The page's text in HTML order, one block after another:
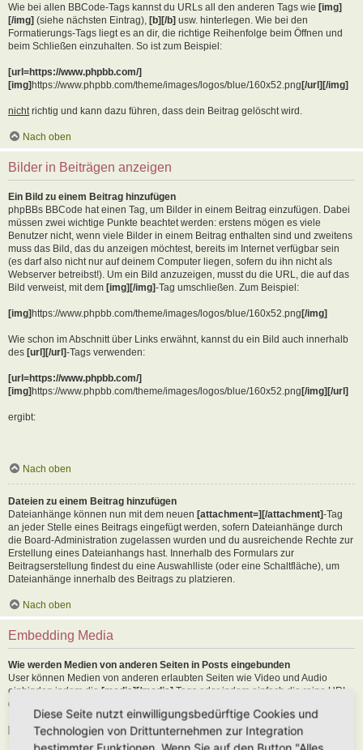
Wie bei allen BBCode-Tags kannst du URLs all den anderen Tags wie [img]
[/img] (siehe nächsten Eintrag), [b][/b] usw. hinterlegen. Wie bei den
Formatierungs-Tags liegt es an dir, die richtige Reihenfolge beim Öffnen und
beim Schließen einzuhalten. So ist zum Beispiel:
[url=https://www.phpbb.com/]
[img]https://www.phpbb.com/theme/images/logos/blue/160x52.png[/url][/img]
nicht richtig und kann dazu führen, dass dein Beitrag gelöscht wird.
Nach oben
Bilder in Beiträgen anzeigen
Ein Bild zu einem Beitrag hinzufügen
phpBBs BBCode hat einen Tag, um Bilder in einem Beitrag einzufügen. Dabei
müssen zwei wichtige Punkte beachtet werden: erstens mögen es viele
Benutzer nicht, wenn viele Bilder in einem Beitrag enthalten sind und zweitens
muss das Bild, das du anzeigen möchtest, bereits im Internet verfügbar sein
(es darf also nicht nur auf deinem Computer liegen, sofern du ihn nicht als
Webserver betreibst!). Um ein Bild anzuzeigen, musst du die URL, die auf das
Bild verweist, mit dem [img][/img]-Tag umschließen. Zum Beispiel:
[img]https://www.phpbb.com/theme/images/logos/blue/160x52.png[/img]
Wie schon im Abschnitt über Links erwähnt, kannst du ein Bild auch innerhalb
des [url][/url]-Tags verwenden:
[url=https://www.phpbb.com/]
[img]https://www.phpbb.com/theme/images/logos/blue/160x52.png[/img][/url]
ergibt:
Nach oben
Dateien zu einem Beitrag hinzufügen
Dateianhänge können nun mit dem neuen [attachment=][/attachment]-Tag
an jeder Stelle eines Beitrags eingefügt werden, sofern Dateianhänge durch
die Board-Administration zugelassen wurden und du ausreichende Rechte zur
Erstellung eines Dateianhangs hast. Innerhalb des Formulars zur
Beitragserstellung findest du eine Auswahlliste (oder eine Schaltfläche), um
Dateianhänge innerhalb des Beitrags zu platzieren.
Nach oben
Embedding Media
Wie werden Medien von anderen Seiten in Posts eingebunden
User können Medien von anderen erlaubten Seiten wie Video und Audio
einbinden indem die [media][/media] Tags oder indem einfach die reine URL
der erlaubten Seite in den Text kopiert wird. Als Beispiel:
[media]https://youtu.be/Ne18ZQ7LLI0[/media]
Diese Seite nutzt einwilligungsbedürftige Cookies und
Technologien von Drittunternehmen zur Integration